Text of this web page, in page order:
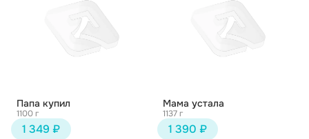
Папа купил
1100 г
1 349 ₽
Мама устала
1137 г
1 390 ₽